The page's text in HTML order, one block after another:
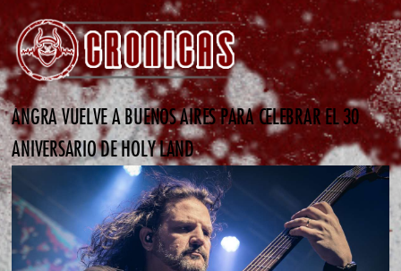
ANGRA VUELVE A BUENOS AIRES PARA CELEBRAR EL 30
ANIVERSARIO DE HOLY LAND